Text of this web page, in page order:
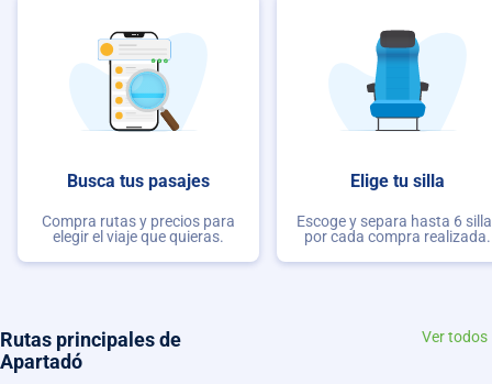
Busca tus pasajes
Compra rutas y precios para
elegir el viaje que quieras.
Elige tu silla
Escoge y separa hasta 6
por cada compra realizada.
Rutas principales de
Apartadó
Ver todos